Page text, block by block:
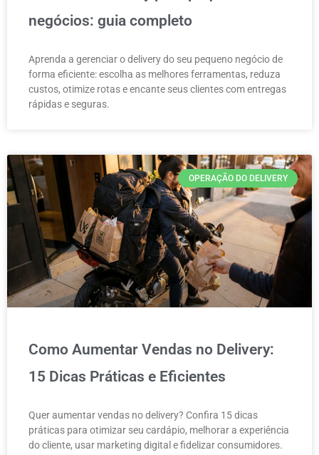
negócios: guia completo
Aprenda a gerenciar o delivery do seu pequeno negócio de
forma eficiente: escolha as melhores ferramentas, reduza
custos, otimize rotas e encante seus clientes com entregas
rápidas e seguras.
OPERAÇÃO DO DELIVERY
Como Aumentar Vendas no Delivery:
15 Dicas Práticas e Eficientes
Quer aumentar vendas no delivery? Confira 15 dicas
práticas para otimizar seu cardápio, melhorar a experiência
do cliente, usar marketing digital e fidelizar consumidores.